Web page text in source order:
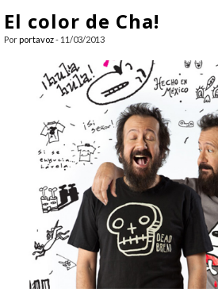
ARQUITECTURA
DISEÑO
ENTREVISTAS
El color de Cha!
Porportavoz- 11/03/2013